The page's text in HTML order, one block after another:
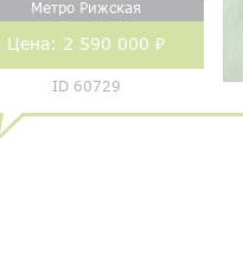
Метро Рижская
Цена: 2 590 000 ₽
ID 60729